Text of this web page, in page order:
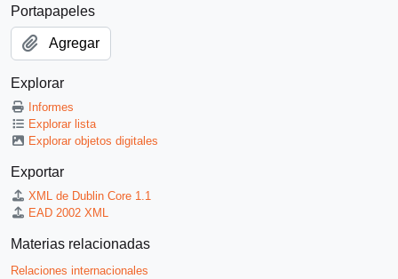
Portapapeles
Agregar
Explorar
Informes
Explorar lista
Explorar objetos digitales
Exportar
XML de Dublin Core 1.1
EAD 2002 XML
Materias relacionadas
Relaciones internacionales